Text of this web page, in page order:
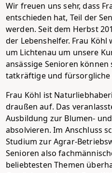
Wir freuen uns sehr, dass
entschieden hat, Teil der
werden. Seit dem Herbst
der Lebenshelfer. Frau
um Lichtenau um unsere
ansässige Senioren
tatkräftige und fürsorgliche
Frau Köhl ist
draußen auf. Das
Ausbildung zur Blumen-
absolvieren. Im Anschluss
Studium zur Agrar-
Senioren also
beliebtesten Themen